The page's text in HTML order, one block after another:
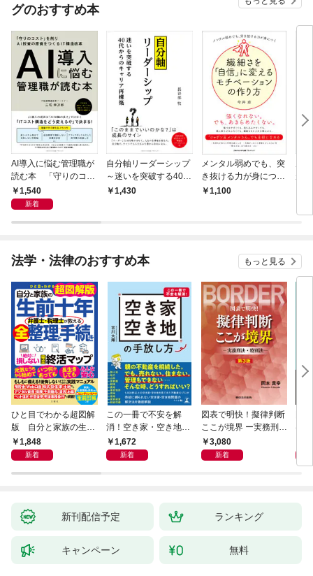
グのおすすめ本
AI導入に悩む管理職が
読む本 「守りのコス
ト」を削りAI投資の原
資をつくるIT構造改革
1,540
新着
自分軸リーダーシップ
～迷いを突破する40
代からのキャリア再構
1,430
メンタル弱めでも、突
き抜ける力が身につ
く 繊細さを「自信」
1,100
が
法学・法律のおすすめ本 もっと見る
ひと目でわかる超図解
版 自分と家族の生前
十年 弁護士・税理士
が教える全整理と手続
全終活マップ
1,848
新着
この一冊で不安を解
消！空き家・空き地の
手放し方
1,672
新着
図表で明快！擬律判断
ここが境界 ー実務刑
法・特別法ー 第３版
3,080
新着
は
新刊配信予定 ランキング
キャンペーン 無料